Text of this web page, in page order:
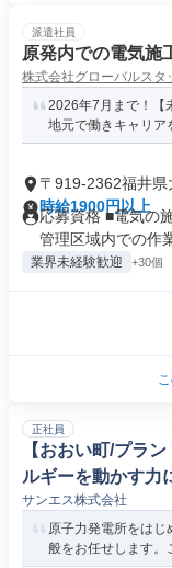
派遣社員
原発内での電気施
株式会社グローバルスタ
2026年7月まで！
地元で働きキャリア
〒919-2362福井
時給1900円以上
応募資格 ■電気の
管理区域内での作
業界未経験歓迎 +30個
正社員
【おおい町/プラ
ルギーを動かす力
サンエス株式会社
原子力発電所をはじ
般をお任せします。